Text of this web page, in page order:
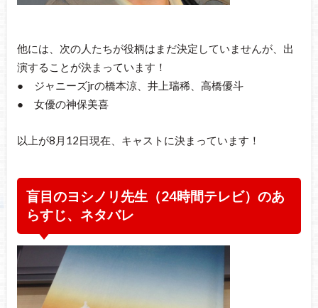
他には、次の人たちが役柄はまだ決定していませんが、出
演することが決まっています！
● ジャニーズjrの橋本涼、井上瑞稀、高橋優斗
● 女優の神保美喜
以上が8月12日現在、キャストに決まっています！
盲目のヨシノリ先生（24時間テレビ）のあ
らすじ、ネタバレ